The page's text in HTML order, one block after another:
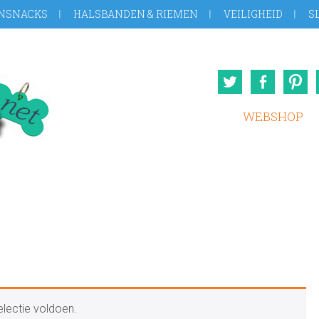
HALSBANDEN & RIEMEN VEILIGHEID
Twitter
WEBSHOP
voldoen.